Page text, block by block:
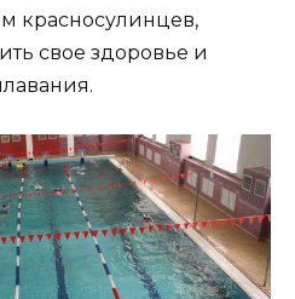
красносулинцев,
свое здоровье и